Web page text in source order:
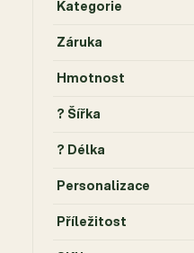
Kategorie
Záruka
Hmotnost
? Šířka
? Délka
Personalizace
Příležitost